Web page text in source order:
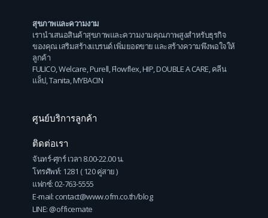
สุขภาพและความงาม
เรานำเสนอสินค้าสุขภาพและความงามคุณภาพสูงสำหรับธุรกิจ
ของคุณ เสริมสร้างแบรนด์ เพิ่มยอดขาย และสร้างความพึงพอใจให้
ลูกค้า
FULICO,Welcare,Purell,Flowflex,HIP,DOUBLE A CARE,คลีน
แล็ป,Tanita,MYBACIN
ศูนย์บริการลูกค้า
ติดต่อเรา
จันทร์-ศุกร์ เวลา 8.00-22.00 น.
โทรศัพท์: 1281 ( 120 คู่สาย )
แฟกซ์: 02-763-5555
E-mail: contact@www.ofm.co.th/blog
LINE: @officemate